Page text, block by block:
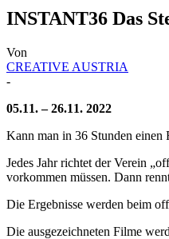
INSTANT36 Das
Von
CREATIVE AUSTRIA
-
05.11. – 26.11. 2022
Kann man in 36 Stunden
Jedes Jahr richtet der Verein
vorkommen müssen. Dann
Die Ergebnisse werden beim
Die ausgezeichneten Filme